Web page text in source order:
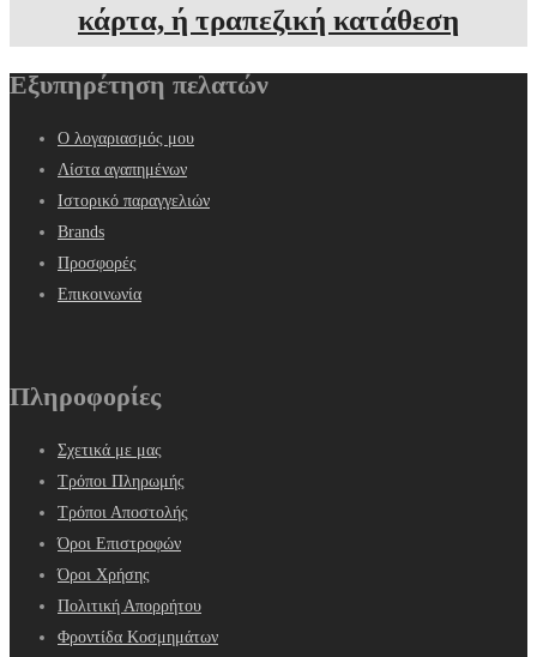
κάρτα, ή τραπεζική κατάθεση
Εξυπηρέτηση πελατών
Ο λογαριασμός μου
Λίστα αγαπημένων
Ιστορικό παραγγελιών
Brands
Προσφορές
Επικοινωνία
Πληροφορίες
Σχετικά με μας
Τρόποι Πληρωμής
Τρόποι Αποστολής
Όροι Επιστροφών
Όροι Χρήσης
Πολιτική Απορρήτου
Φροντίδα Κοσμημάτων